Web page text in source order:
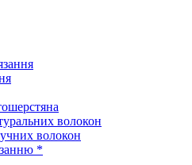
волокон
волокон
*